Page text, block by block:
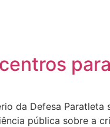
da Defesa Paratleta
pública sobre a